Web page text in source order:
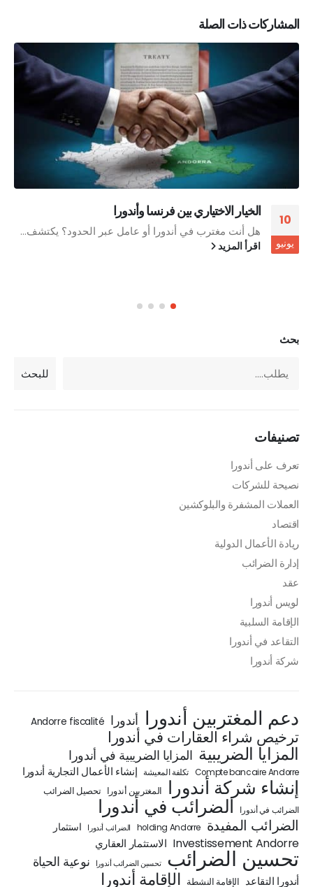
المشاركات ذات الصلة
10
يونيو
الخيار الاختياري بين فرنسا وأندورا
هل أنت مغترب في أندورا أو عامل عبر الحدود؟ يكتشف...
اقرأ المزيد
بحث
للبحث
تصنيفات
تعرف على أندورا
نصيحة للشركات
العملات المشفرة والبلوكشين
اقتصاد
ريادة الأعمال الدولية
إدارة الضرائب
عقد
لويس أندورا
الإقامة السلبية
التقاعد في أندورا
شركة أندورا
دعم المغتربين أندورا أندورا Andorre fiscalité
ترخيص شراء العقارات في أندورا
المزايا الضريبية المزايا الضريبية في أندورا
Compte bancaire Andorre تكلفة المعيشة إنشاء الأعمال التجارية أندورا
إنشاء شركة أندورا المغتربين أندورا تحصيل الضرائب
الضرائب في أندورا الضرائب في أندورا
الضرائب المفيدة holding Andorre الضرائب أندورا استثمار
Investissement Andorre الاستثمار العقاري
تحسين الضرائب تحسين الضرائب أندورا نوعية الحياة
أندورا التقاعد الإقامة النشطة الإقامة أندورا